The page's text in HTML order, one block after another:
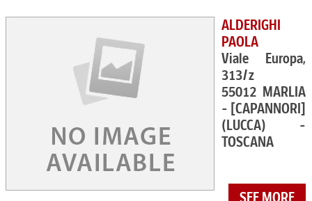
ALDERIGHI
PAOLA
Viale Europa,
313/z
55012 MARLIA
- [CAPANNORI]
(LUCCA) -
TOSCANA
SEE MORE